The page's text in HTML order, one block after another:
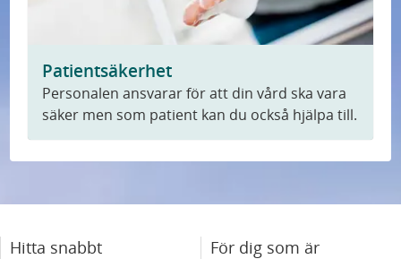
Patientsäkerhet
Personalen ansvarar för att din vård ska vara
säker men som patient kan du också hjälpa till.
Hitta snabbt För dig som är